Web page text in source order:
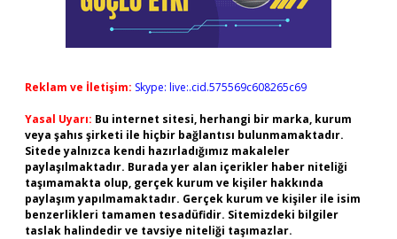
Reklam ve İletişim: Skype: live:.cid.575569c608265c69
Yasal Uyarı: Bu internet sitesi, herhangi bir marka, kurum
veya şahıs şirketi ile hiçbir bağlantısı bulunmamaktadır.
Sitede yalnızca kendi hazırladığımız makaleler
paylaşılmaktadır. Burada yer alan içerikler haber niteliği
taşımamakta olup, gerçek kurum ve kişiler hakkında
paylaşım yapılmamaktadır. Gerçek kurum ve kişiler ile isim
benzerlikleri tamamen tesadüfidir. Sitemizdeki bilgiler
taslak halindedir ve tavsiye niteliği taşımazlar.